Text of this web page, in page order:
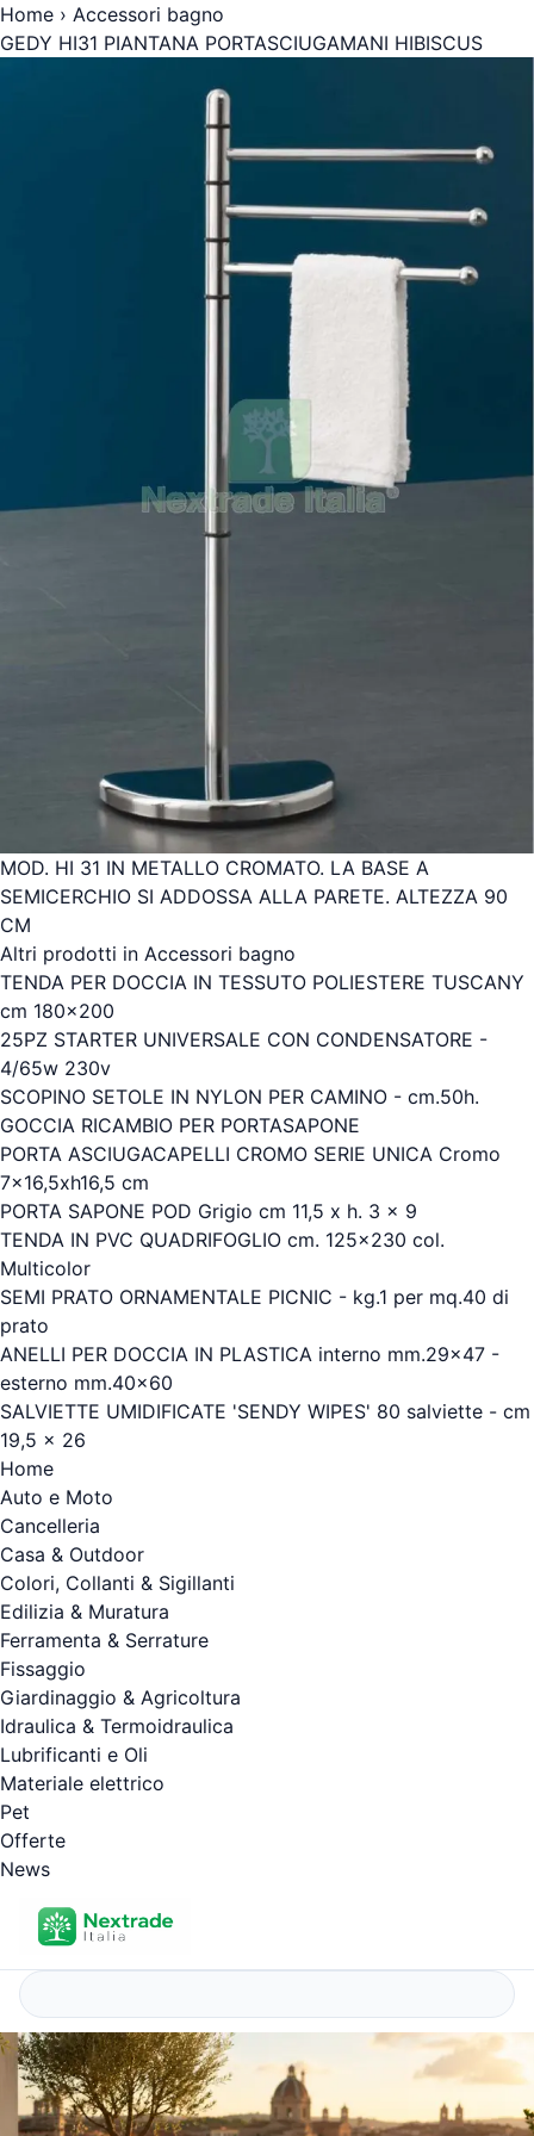
Home › Accessori bagno
GEDY HI31 PIANTANA PORTASCIUGAMANI HIBISCUS
MOD. HI 31 IN METALLO CROMATO. LA BASE A
SEMICERCHIO SI ADDOSSA ALLA PARETE. ALTEZZA 90
CM
Altri prodotti in Accessori bagno
TENDA PER DOCCIA IN TESSUTO POLIESTERE TUSCANY
cm 180x200
25PZ STARTER UNIVERSALE CON CONDENSATORE -
4/65w 230v
SCOPINO SETOLE IN NYLON PER CAMINO - cm.50h.
GOCCIA RICAMBIO PER PORTASAPONE
PORTA ASCIUGACAPELLI CROMO SERIE UNICA Cromo
7x16,5xh16,5 cm
PORTA SAPONE POD Grigio cm 11,5 x h. 3 x 9
TENDA IN PVC QUADRIFOGLIO cm. 125x230 col.
Multicolor
SEMI PRATO ORNAMENTALE PICNIC - kg.1 per mq.40 di
prato
ANELLI PER DOCCIA IN PLASTICA interno mm.29x47 -
esterno mm.40x60
SALVIETTE UMIDIFICATE 'SENDY WIPES' 80 salviette - cm
19,5 x 26
Home
Auto e Moto
Cancelleria
Casa & Outdoor
Colori, Collanti & Sigillanti
Edilizia & Muratura
Ferramenta & Serrature
Fissaggio
Giardinaggio & Agricoltura
Idraulica & Termoidraulica
Lubrificanti e Oli
Materiale elettrico
Pet
Offerte
News